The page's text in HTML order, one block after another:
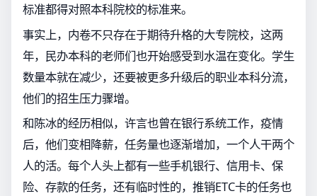
标准都得对照本科院校的标准来。
事实上，内卷不只存在于期待升格的大专院校，这两
年，民办本科的老师们也开始感受到水温在变化。学生
数量本就在减少，还要被更多升级后的职业本科分流，
他们的招生压力骤增。
和陈冰的经历相似，许言也曾在银行系统工作，疫情
后，他们变相降薪，任务量也逐渐增加，一个人干两个
人的活。每个人头上都有一些手机银行、信用卡、保
险、存款的任务，还有临时性的，推销ETC卡的任务也